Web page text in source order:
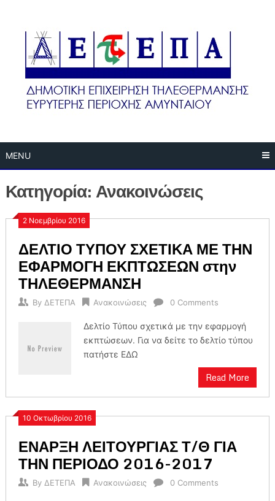
content
MENU
Κατηγορία:Ανακοινώσεις
2 Νοεμβρίου 2016
ΔΕΛΤΙΟ ΤΥΠΟΥ ΣΧΕΤΙΚΑ ΜΕ ΤΗΝ
ΕΦΑΡΜΟΓΗ ΕΚΠΤΩΣΕΩΝ στην
ΤΗΛΕΘΕΡΜΑΝΣΗ
By ΔΕΤΕΠΑ Ανακοινώσεις 0 Comments
Δελτίο Τύπου σχετικά με την εφαρμογή
εκπτώσεων. Για να δείτε το δελτίο τύπου
πατήστε ΕΔΩ
Read More
10 Οκτωβρίου 2016
ΕΝΑΡΞΗ ΛΕΙΤΟΥΡΓΙΑΣ Τ/Θ ΓΙΑ
ΤΗΝ ΠΕΡΙΟΔΟ 2016-2017
By ΔΕΤΕΠΑ Ανακοινώσεις 0 Comments